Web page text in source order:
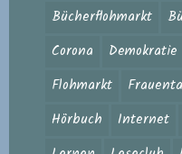
Bücherflohmarkt
Corona
Demokratie
Flohmarkt
Hörbuch
Internet